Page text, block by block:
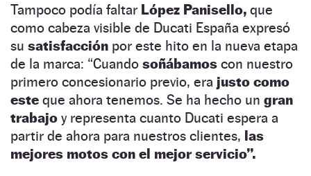
Tampoco podía faltar López Panisello, que
como cabeza visible de Ducati España expresó
su satisfacción por este hito en la nueva etapa
de la marca: “Cuando soñábamos con nuestro
primero concesionario previo, era justo como
este que ahora tenemos. Se ha hecho un gran
trabajo y representa cuanto Ducati espera a
partir de ahora para nuestros clientes, las
mejores motos con el mejor servicio”.